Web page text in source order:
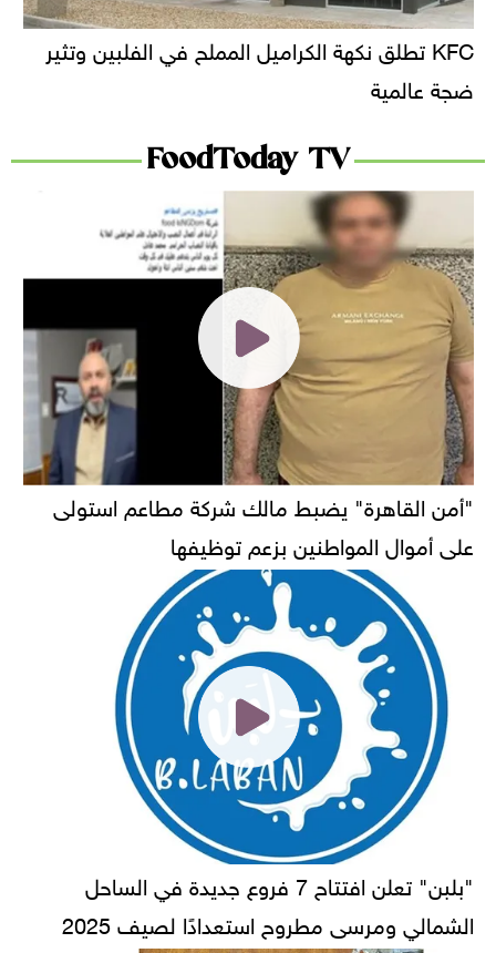
KFC تطلق نكهة الكراميل المملح في الفلبين وتثير
ضجة عالمية
FoodToday TV
"أمن القاهرة" يضبط مالك شركة مطاعم استولى
على أموال المواطنين بزعم توظيفها
"بلبن" تعلن افتتاح 7 فروع جديدة في الساحل
الشمالي ومرسى مطروح استعدادًا لصيف 2025